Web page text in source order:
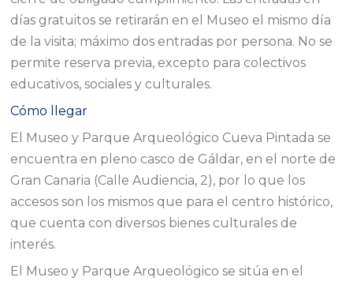
días gratuitos se retirarán en el Museo el mismo día
de la visita; máximo dos entradas por persona. No se
permite reserva previa, excepto para colectivos
educativos, sociales y culturales.
Cómo llegar
El Museo y Parque Arqueológico Cueva Pintada se
encuentra en pleno casco de Gáldar, en el norte de
Gran Canaria (Calle Audiencia, 2), por lo que los
accesos son los mismos que para el centro histórico,
que cuenta con diversos bienes culturales de
interés.
El Museo y Parque Arqueológico se sitúa en el